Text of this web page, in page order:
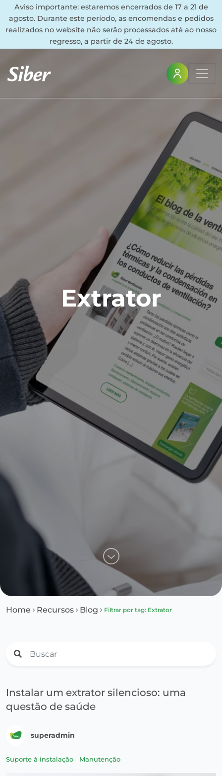
Aviso importante: estaremos encerrados de 17 a 21 de
agosto. Durante este período, as encomendas e pedidos
realizados no website não serão processados até ao nosso
regresso, a partir de 24 de agosto.
Extrator
Home Recursos Blog Filtrar por tag: Extrator
Instalar um extrator silencioso: uma
questão de saúde
superadmin
Suporte à instalação Manutenção